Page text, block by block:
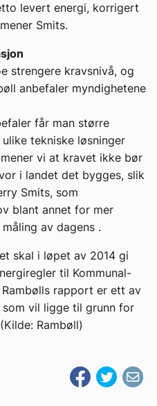
levert energi, korrigert
Smits.
strengere kravsnivå, og
anbefaler myndighetene
får man større
tekniske løsninger
vi at kravet ikke bør
i landet det bygges, slik
Smits, som
blant annet for mer
av dagens .
skal i løpet av 2014 gi
til Kommunal-
rapport er ett av
vil ligge til grunn for
Rambøll)